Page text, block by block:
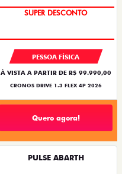
BÔNUS DE ATÉ R$ 14 MIL
PESSOA FÍSICA
À VISTA A PARTIR DE R$ 99.990,00
CRONOS DRIVE 1.3 FLEX 4P 2026
Quero agora!
PULSE ABARTH